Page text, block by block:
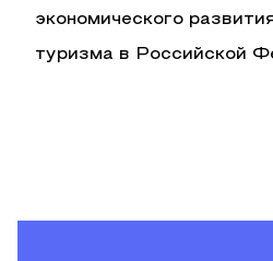
экономического
туризма в Российской